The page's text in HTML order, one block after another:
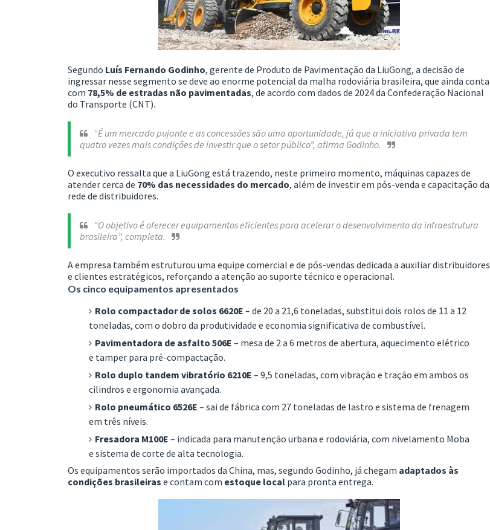
Segundo Luís Fernando Godinho, gerente de Produto de Pavimentação da LiuGong, a decisão de
ingressar nesse segmento se deve ao enorme potencial da malha rodoviária brasileira, que ainda conta
com 78,5% de estradas não pavimentadas, de acordo com dados de 2024 da Confederação Nacional
do Transporte (CNT).
“É um mercado pujante e as concessões são uma oportunidade, já que a iniciativa privada tem
quatro vezes mais condições de investir que o setor público”, afirma Godinho.
O executivo ressalta que a LiuGong está trazendo, neste primeiro momento, máquinas capazes de
atender cerca de 70% das necessidades do mercado, além de investir em pós-venda e capacitação da
rede de distribuidores.
“O objetivo é oferecer equipamentos eficientes para acelerar o desenvolvimento da infraestrutura
brasileira”, completa.
A empresa também estruturou uma equipe comercial e de pós-vendas dedicada a auxiliar distribuidores
e clientes estratégicos, reforçando a atenção ao suporte técnico e operacional.
Os cinco equipamentos apresentados
Rolo compactador de solos 6620E – de 20 a 21,6 toneladas, substitui dois rolos de 11 a 12
toneladas, com o dobro da produtividade e economia significativa de combustível.
Pavimentadora de asfalto 506E – mesa de 2 a 6 metros de abertura, aquecimento elétrico
e tamper para pré-compactação.
Rolo duplo tandem vibratório 6210E – 9,5 toneladas, com vibração e tração em ambos os
cilindros e ergonomia avançada.
Rolo pneumático 6526E – sai de fábrica com 27 toneladas de lastro e sistema de frenagem
em três níveis.
Fresadora M100E – indicada para manutenção urbana e rodoviária, com nivelamento Moba
e sistema de corte de alta tecnologia.
Os equipamentos serão importados da China, mas, segundo Godinho, já chegam adaptados às
condições brasileiras e contam com estoque local para pronta entrega.